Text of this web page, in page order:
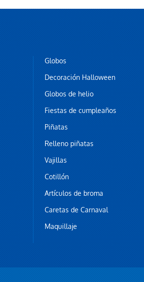
Globos
Decoración Halloween
Globos de helio
Fiestas de cumpleaños
Piñatas
Relleno piñatas
Vajillas
Cotillón
Artículos de broma
Caretas de Carnaval
Maquillaje